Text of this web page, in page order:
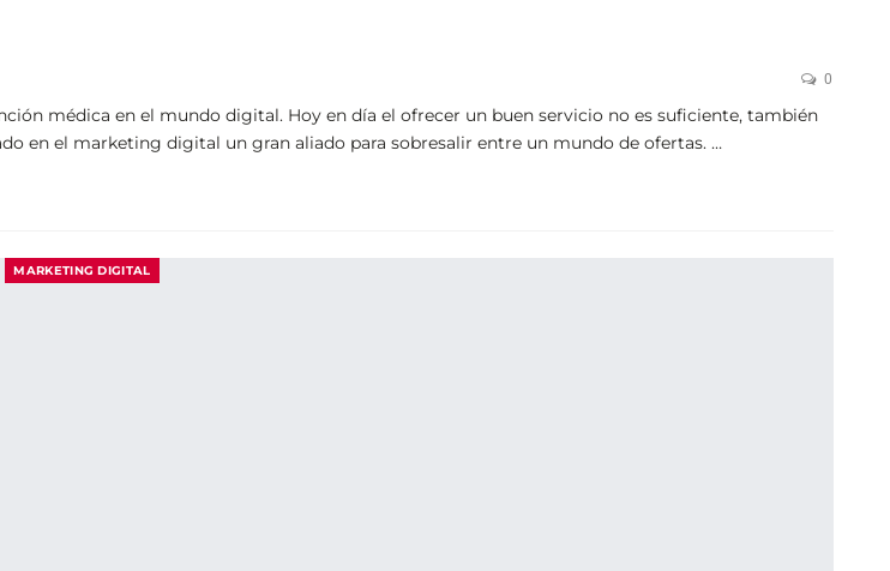
0
médica en el mundo digital. Hoy en día el ofrecer un buen servicio no es suficiente, también
en el marketing digital un gran aliado para sobresalir entre un mundo de ofertas. …
MARKETING DIGITAL